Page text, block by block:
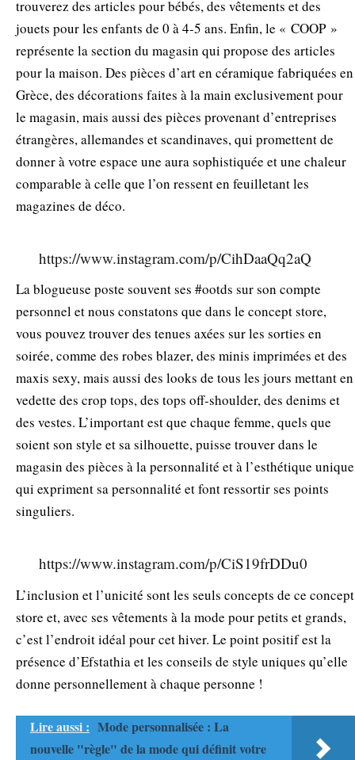
trouverez des articles pour bébés, des vêtements et des
jouets pour les enfants de 0 à 4-5 ans. Enfin, le « COOP »
représente la section du magasin qui propose des articles
pour la maison. Des pièces d’art en céramique fabriquées en
Grèce, des décorations faites à la main exclusivement pour
le magasin, mais aussi des pièces provenant d’entreprises
étrangères, allemandes et scandinaves, qui promettent de
donner à votre espace une aura sophistiquée et une chaleur
comparable à celle que l’on ressent en feuilletant les
magazines de déco.
https://www.instagram.com/p/CihDaaQq2aQ
La blogueuse poste souvent ses #ootds sur son compte
personnel et nous constatons que dans le concept store,
vous pouvez trouver des tenues axées sur les sorties en
soirée, comme des robes blazer, des minis imprimées et des
maxis sexy, mais aussi des looks de tous les jours mettant en
vedette des crop tops, des tops off-shoulder, des denims et
des vestes. L’important est que chaque femme, quels que
soient son style et sa silhouette, puisse trouver dans le
magasin des pièces à la personnalité et à l’esthétique unique
qui expriment sa personnalité et font ressortir ses points
singuliers.
https://www.instagram.com/p/CiS19frDDu0
L’inclusion et l’unicité sont les seuls concepts de ce concept
store et, avec ses vêtements à la mode pour petits et grands,
c’est l’endroit idéal pour cet hiver. Le point positif est la
présence d’Efstathia et les conseils de style uniques qu’elle
donne personnellement à chaque personne !
Lire aussi : Mode personnalisée : La
nouvelle "règle" de la mode qui définit votre